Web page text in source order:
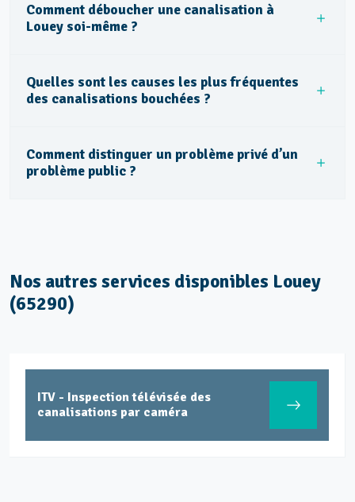
Comment déboucher une canalisation à
Louey soi-même ?
Quelles sont les causes les plus fréquentes
des canalisations bouchées ?
Comment distinguer un problème privé d’un
problème public ?
Nos autres services disponibles Louey
(65290)
ITV - Inspection télévisée des
canalisations par caméra